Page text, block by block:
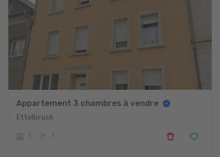
Appartement 3 chambres à vendre
Ettelbruck